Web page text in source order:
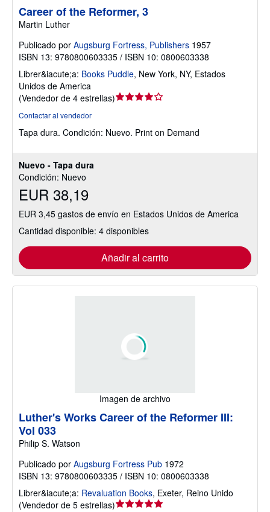
Nuevo - Tapa dura
Condición: Nuevo
EUR 38,19
EUR 3,45 gastos de envío en Estados Unidos de America
Cantidad disponible: 4 disponibles
Añadir al carrito
Career of the Reformer, 3
Martin Luther
Publicado por Augsburg Fortress, Publishers 1957
ISBN 13: 9780800603335 / ISBN 10: 0800603338
Librer&iacute;a: Books Puddle, New York, NY, Estados
Unidos de America
(Vendedor de 4 estrellas)Calificación
4
Contactar al vendedor
Tapa dura. Condición: Nuevo. Print on Demand
Imagen de archivo
Luther's Works Career of the Reformer III:
Vol 033
Philip S. Watson
Publicado por Augsburg Fortress Pub 1972
ISBN 13: 9780800603335 / ISBN 10: 0800603338
Librer&iacute;a: Revaluation Books, Exeter, Reino Unido
(Vendedor de 5 estrellas)Calificación